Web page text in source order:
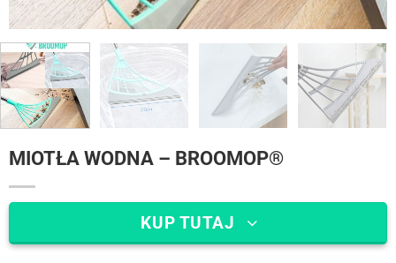
MIOTŁA WODNA – BROOMOP®
KUP TUTAJ